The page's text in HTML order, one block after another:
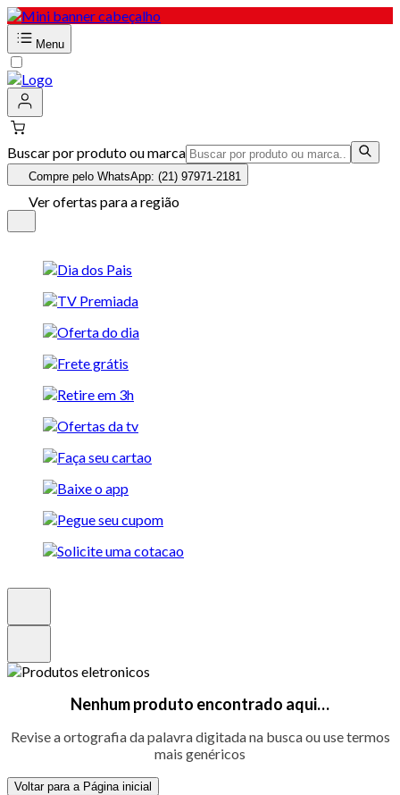
Menu
Buscar por produto ou marca
Compre pelo WhatsApp: (21) 97971-2181
Ver ofertas para a região
Nenhum produto encontrado aqui…
Revise a ortografia da palavra digitada na busca ou use termos
mais genéricos
Voltar para a Página inicial